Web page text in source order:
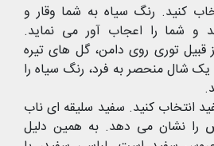
کنید. رنگ سیاه به شما وقار و
و شما را اعجاب آور می نماید.
قبیل توری روی دامن، گل های تیره
شال منحصر به فرد، رنگ سیاه را
انتخاب کنید. سفید سلیقه ای ناب
را نشان می دهد. به همین دلیل